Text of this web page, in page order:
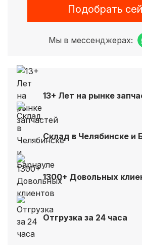
Подобрать
Мы в мессенджерах:
13+ Лет на рынке
Склад в Челябинске и
1300+ Довольных
Отгрузка за 24 часа